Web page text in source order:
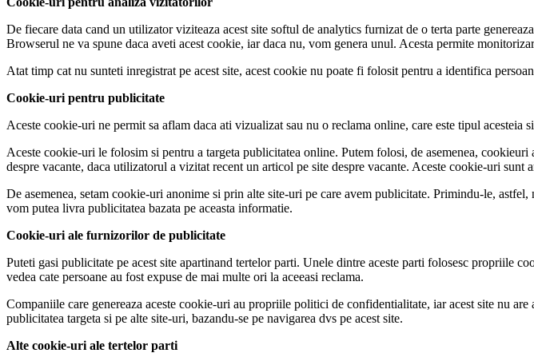
De fiecare data cand un utilizator viziteaza acest site softul de analytics furnizat de o terta parte
Browserul ne va spune daca aveti acest cookie, iar daca nu, vom genera unul. Acesta permite
Atat timp cat nu sunteti inregistrat pe acest site, acest cookie nu poate fi folosit pentru a identifica
Cookie-uri pentru publicitate
Aceste cookie-uri ne permit sa aflam daca ati vizualizat sau nu o reclama online, care este tipul acesteia
Aceste cookie-uri le folosim si pentru a targeta publicitatea online. Putem folosi, de asemenea,
despre vacante, daca utilizatorul a vizitat recent un articol pe site despre vacante. Aceste cookie-uri
De asemenea, setam cookie-uri anonime si prin alte site-uri pe care avem publicitate. Primindu-le,
vom putea livra publicitatea bazata pe aceasta informatie.
Cookie-uri ale furnizorilor de publicitate
Puteti gasi publicitate pe acest site apartinand tertelor parti. Unele dintre aceste parti folosesc propriile
vedea cate persoane au fost expuse de mai multe ori la aceeasi reclama.
Companiile care genereaza aceste cookie-uri au propriile politici de confidentialitate, iar acest site nu
publicitatea targeta si pe alte site-uri, bazandu-se pe navigarea dvs pe acest site.
Alte cookie-uri ale tertelor parti